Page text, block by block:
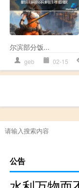
尔滨部分饭...
geb 02-15
公告